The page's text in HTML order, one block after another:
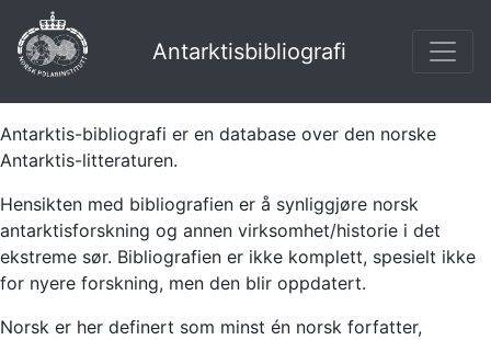
Antarktisbibliografi
Antarktis-bibliografi er en database over den norske
Antarktis-litteraturen.
Hensikten med bibliografien er å synliggjøre norsk
antarktisforskning og annen virksomhet/historie i det
ekstreme sør. Bibliografien er ikke komplett, spesielt ikke
for nyere forskning, men den blir oppdatert.
Norsk er her definert som minst én norsk forfatter,